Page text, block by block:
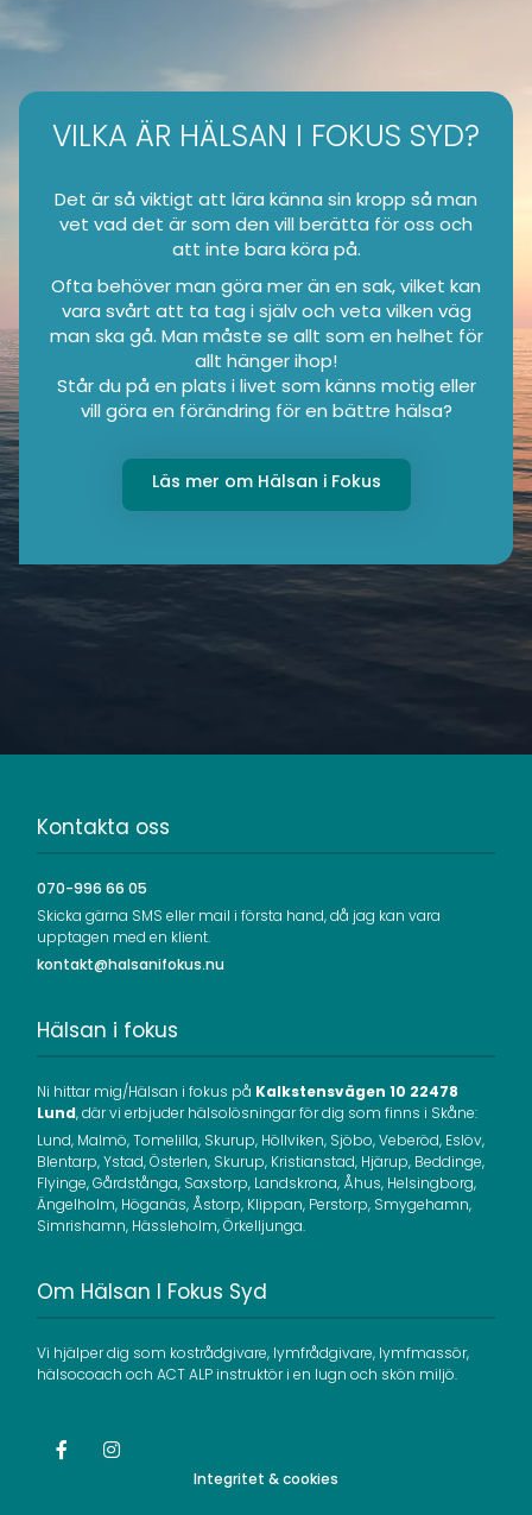
VILKA ÄR HÄLSAN I FOKUS SYD?
Det är så viktigt att lära känna sin kropp så man
vet vad det är som den vill berätta för oss och
att inte bara köra på.
Ofta behöver man göra mer än en sak, vilket kan
vara svårt att ta tag i själv och veta vilken väg
man ska gå. Man måste se allt som en helhet för
allt hänger ihop!
Står du på en plats i livet som känns motig eller
vill göra en förändring för en bättre hälsa?
Läs mer om Hälsan i Fokus
Kontakta oss
070-996 66 05
Skicka gärna SMS eller mail i första hand, då jag kan vara
upptagen med en klient.
kontakt@halsanifokus.nu
Hälsan i fokus
Ni hittar mig/Hälsan i fokus på Kalkstensvägen 10 22478
Lund, där vi erbjuder hälsolösningar för dig som finns i Skåne:
Lund, Malmö, Tomelilla, Skurup, Höllviken, Sjöbo, Veberöd, Eslöv,
Blentarp, Ystad, Österlen, Skurup, Kristianstad, Hjärup, Beddinge,
Flyinge, Gårdstånga, Saxstorp, Landskrona, Åhus, Helsingborg,
Ängelholm, Höganäs, Åstorp, Klippan, Perstorp, Smygehamn,
Simrishamn, Hässleholm, Örkelljunga.
Om Hälsan I Fokus Syd
Vi hjälper dig som kostrådgivare, lymfrådgivare, lymfmassör,
hälsocoach och ACT ALP instruktör i en lugn och skön miljö.
Integritet & cookies